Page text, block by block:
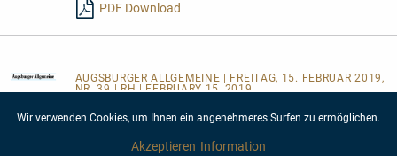
Wir verwenden Cookies, um Ihnen ein angenehmeres Surfen zu ermöglichen.
Akzeptieren Information
PDF Download
AUGSBURGER ALLGEMEINE
| FREITAG, 15. FEBRUAR 2019,
NR. 39 | RH | FEBRUARY 15, 2019
Sardanapalo und seine Konkubine
der erste Akt von „Sardanapalo“ [ist] jetzt für die